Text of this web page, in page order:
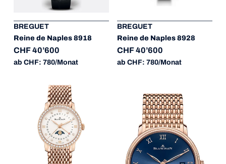
BREGUET
Reine de Naples 8918
CHF 40’600
ab CHF: 780/Monat
BREGUET
Reine de Naples 8928
CHF 40’600
ab CHF: 780/Monat